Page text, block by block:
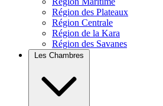
Région des Plateaux
Région Centrale
Région de la Kara
Région des Savanes